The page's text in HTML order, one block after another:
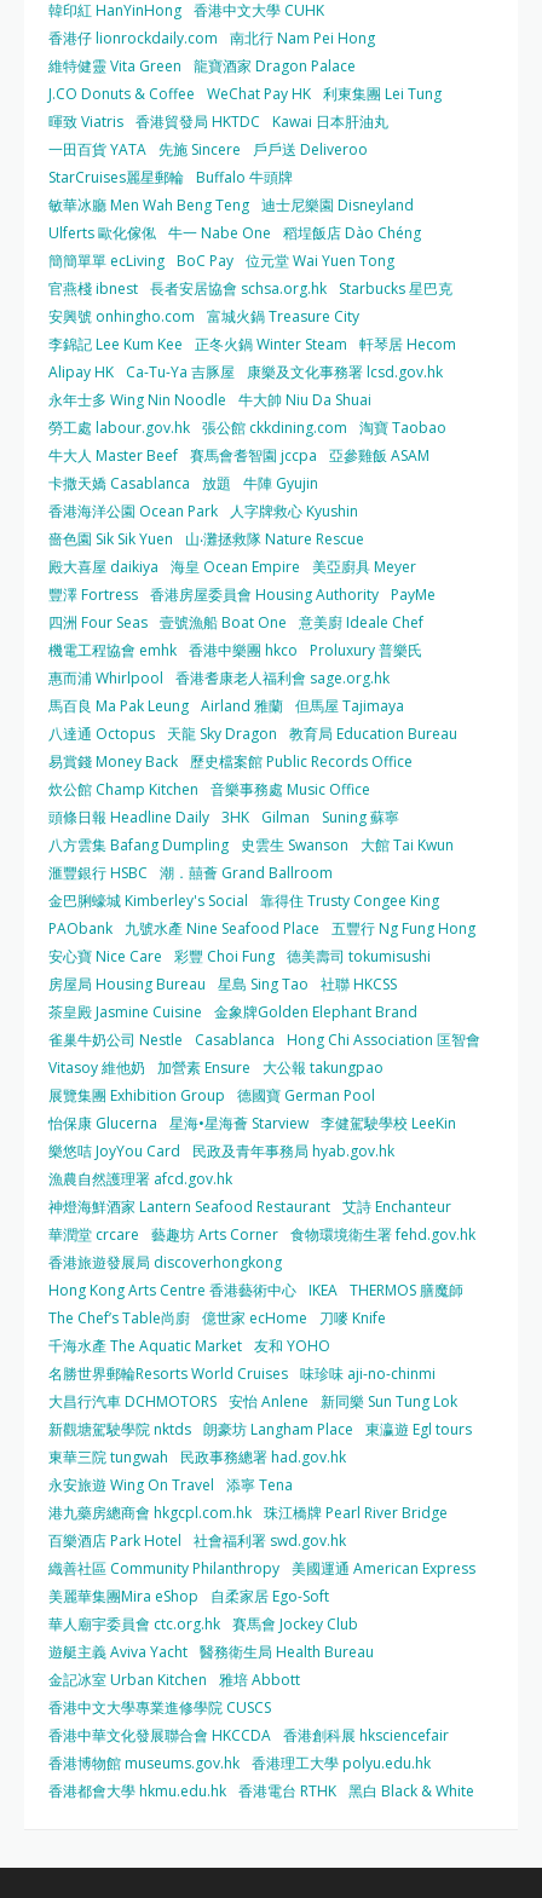
韓印紅 HanYinHong 香港中文大學 CUHK
香港仔 lionrockdaily.com
南北行 Nam Pei Hong
維特健靈 Vita Green
龍寶酒家 Dragon Palace
J.CO Donuts & Coffee
WeChat Pay HK 利東集團 Lei Tung
暉致 Viatris 香港貿發局 HKTDC
Kawai 日本肝油丸
一田百貨 YATA 先施 Sincere
戶戶送 Deliveroo
StarCruises麗星郵輪 Buffalo 牛頭牌
敏華冰廳 Men Wah Beng Teng 迪士尼樂園 Disneyland
Ulferts 歐化傢俬 牛一 Nabe One
稻埕飯店 Dào Chéng
簡簡單單 ecLiving BoC Pay 位元堂 Wai Yuen Tong
官燕棧 ibnest 長者安居協會 schsa.org.hk
Starbucks 星巴克
安興號 onhingho.com
富城火鍋 Treasure City
李錦記 Lee Kum Kee
正冬火鍋 Winter Steam
軒琴居 Hecom
Alipay HK
Ca-Tu-Ya 吉豚屋
康樂及文化事務署 lcsd.gov.hk
永年士多 Wing Nin Noodle
牛大帥 Niu Da Shuai
勞工處 labour.gov.hk 張公館 ckkdining.com
淘寶 Taobao
牛大人 Master Beef 賽馬會耆智園 jccpa
亞參雞飯 ASAM
卡撒天嬌 Casablanca
放題
牛陣 Gyujin
香港海洋公園 Ocean Park
人字牌救心 Kyushin
嗇色園 Sik Sik Yuen
山‧灘拯救隊 Nature Rescue
殿大喜屋 daikiya
海皇 Ocean Empire
美亞廚具 Meyer
豐澤 Fortress 香港房屋委員會 Housing Authority PayMe
四洲 Four Seas 壹號漁船 Boat One
意美廚 Ideale Chef
機電工程協會 emhk 香港中樂團 hkco
Proluxury 普樂氏
惠而浦 Whirlpool
香港耆康老人福利會 sage.org.hk
馬百良 Ma Pak Leung Airland 雅蘭 但馬屋 Tajimaya
八達通 Octopus
天龍 Sky Dragon
教育局 Education Bureau
易賞錢 Money Back
歷史檔案館 Public Records Office
炊公館 Champ Kitchen
音樂事務處 Music Office
頭條日報 Headline Daily 3HK Gilman
Suning 蘇寧
八方雲集 Bafang Dumpling
史雲生 Swanson
大館 Tai Kwun
滙豐銀行 HSBC
潮．囍薈 Grand Ballroom
金巴脷蠔城 Kimberley's Social
靠得住 Trusty Congee King
PAObank
九號水產 Nine Seafood Place
五豐行 Ng Fung Hong
安心寶 Nice Care
彩豐 Choi Fung 德美壽司 tokumisushi
房屋局 Housing Bureau
星島 Sing Tao
社聯 HKCSS
茶皇殿 Jasmine Cuisine
金象牌Golden Elephant Brand
雀巢牛奶公司 Nestle
Casablanca
Hong Chi Association 匡智會
Vitasoy 維他奶
加營素 Ensure
大公報 takungpao
展覽集團 Exhibition Group
德國寶 German Pool
怡保康 Glucerna
星海•星海薈 Starview 李健駕駛學校 LeeKin
樂悠咭 JoyYou Card
民政及青年事務局 hyab.gov.hk
漁農自然護理署 afcd.gov.hk
神燈海鮮酒家 Lantern Seafood Restaurant 艾詩 Enchanteur
華潤堂 crcare
藝趣坊 Arts Corner 食物環境衛生署 fehd.gov.hk
香港旅遊發展局 discoverhongkong
Hong Kong Arts Centre 香港藝術中心 IKEA THERMOS 膳魔師
The Chef’s Table尚廚 億世家 ecHome
刀嘜 Knife
千海水產 The Aquatic Market 友和 YOHO
名勝世界郵輪Resorts World Cruises 味珍味 aji-no-chinmi
大昌行汽車 DCHMOTORS 安怡 Anlene
新同樂 Sun Tung Lok
新觀塘駕駛學院 nktds 朗豪坊 Langham Place
東瀛遊 Egl tours
東華三院 tungwah
民政事務總署 had.gov.hk
永安旅遊 Wing On Travel
添寧 Tena
港九藥房總商會 hkgcpl.com.hk 珠江橋牌 Pearl River Bridge
百樂酒店 Park Hotel
社會福利署 swd.gov.hk
織善社區 Community Philanthropy 美國運通 American Express
美麗華集團Mira eShop
自柔家居 Ego-Soft
華人廟宇委員會 ctc.org.hk 賽馬會 Jockey Club
遊艇主義 Aviva Yacht 醫務衛生局 Health Bureau
金記冰室 Urban Kitchen
雅培 Abbott
香港中文大學專業進修學院 CUSCS
香港中華文化發展聯合會 HKCCDA 香港創科展 hksciencefair
香港博物館 museums.gov.hk 香港理工大學 polyu.edu.hk
香港都會大學 hkmu.edu.hk 香港電台 RTHK 黑白 Black & White